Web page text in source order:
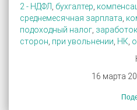
2 - НДФЛ бухгалтер
среднемесячная зарплата
подоходный налог заработок
сторон при увольнении НК
16 марта